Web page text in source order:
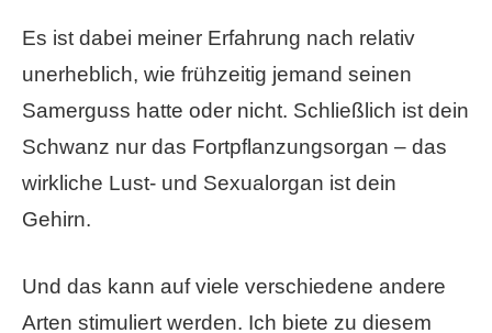
Es ist dabei meiner Erfahrung nach relativ
unerheblich, wie frühzeitig jemand seinen
Samerguss hatte oder nicht. Schließlich ist dein
Schwanz nur das Fortpflanzungsorgan – das
wirkliche Lust- und Sexualorgan ist dein
Gehirn.
Und das kann auf viele verschiedene andere
Arten stimuliert werden. Ich biete zu diesem